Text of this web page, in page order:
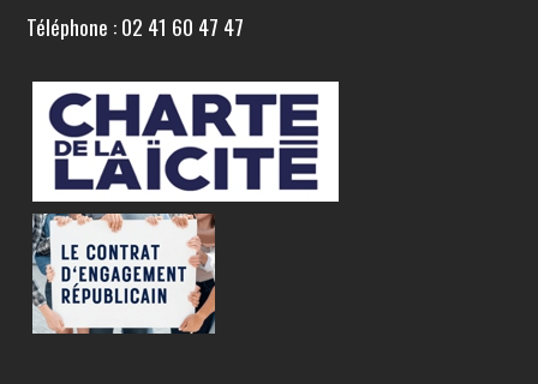
Téléphone : 02 41 60 47 47